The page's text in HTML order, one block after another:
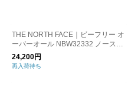
THE NORTH FACE｜ビーフリー オ
ーバーオール NBW32332 ノースフ
ェイス
24,200円
再入荷待ち